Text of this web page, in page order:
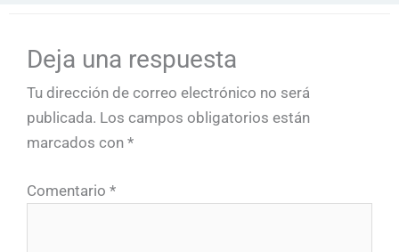
Deja una respuesta
Tu dirección de correo electrónico no será
publicada. Los campos obligatorios están
marcados con *
Comentario *